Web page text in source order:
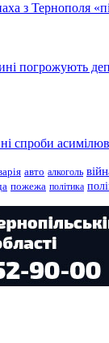
з Тернополя
погрожують
спроби
авто алкоголь
пожежа політика